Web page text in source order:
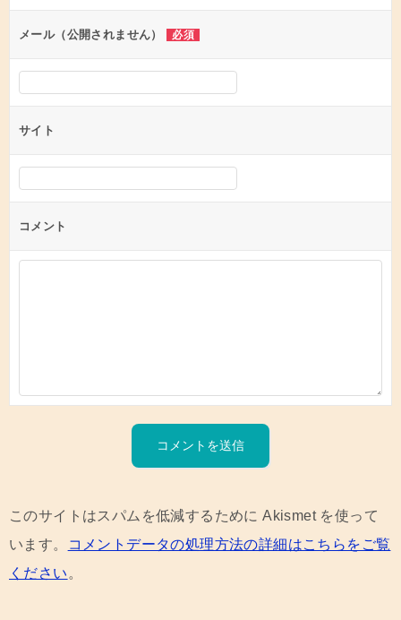
ンメール（公開されません） 必須
サイト
コメント
このサイトはスパムを低減するために Akismet を使って
います。
コメントデータの処理方法の詳細はこちらをご覧
ください。